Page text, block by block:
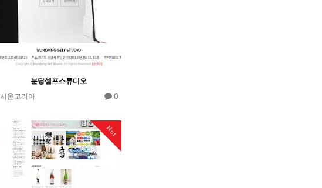
분당셀프스튜디오
시온코리아
0
Hot